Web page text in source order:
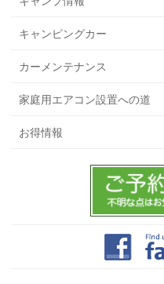
キャンピングカー
カーメンテナンス
家庭用エアコン設置への道
お得情報